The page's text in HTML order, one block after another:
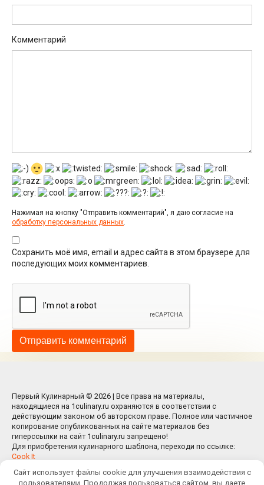
Комментарий
Нажимая на кнопку "Отправить комментарий", я даю согласие на
обработку персональных данных
Сохранить моё имя, email и адрес сайта в этом браузере для
последующих моих комментариев.
Первый Кулинарный © 2026 | Все права на материалы,
находящиеся на 1culinary.ru охраняются в соответствии с
действующим законом об авторском праве. Полное или частичное
копирование опубликованных на сайте материалов без
гиперссылки на сайт 1culinary.ru запрещено!
Для приобретения кулинарного шаблона, переходи по ссылке:
Cook It
Сайт использует файлы cookie для улучшения взаимодействия с
пользователями. Продолжая пользоваться сайтом, вы даете